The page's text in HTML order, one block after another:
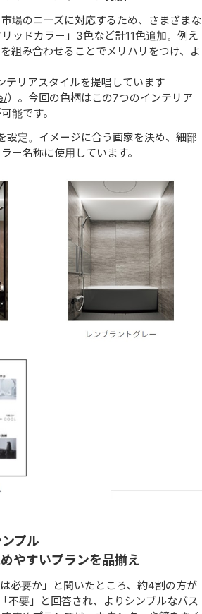
場のニーズに対応するため、さまざまな
ッドカラー」3色など計11色追加。例え
組み合わせることでメリハリをつけ、よ
テリアスタイルを提唱しています
）。今回の色柄はこの7つのインテリア
能です。
設定。イメージに合う画家を決め、細部
ー名称に使用しています。
プル
を品揃え
必要か」と聞いたところ、約4割の方が
不要」と回答され、よりシンプルなバス